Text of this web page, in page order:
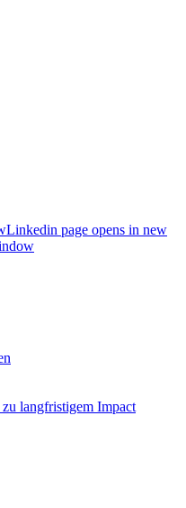
Linkedin page opens in new
langfristigem Impact